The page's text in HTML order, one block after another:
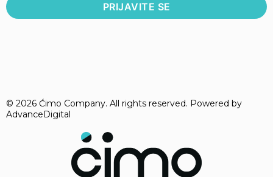
© 2026 Ćimo Company. All rights reserved. Powered by
AdvanceDigital